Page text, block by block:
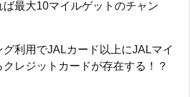
ば最大10マイルゲットのチャン
グ利用でJALカード以上にJALマイ
クレジットカードが存在する！？